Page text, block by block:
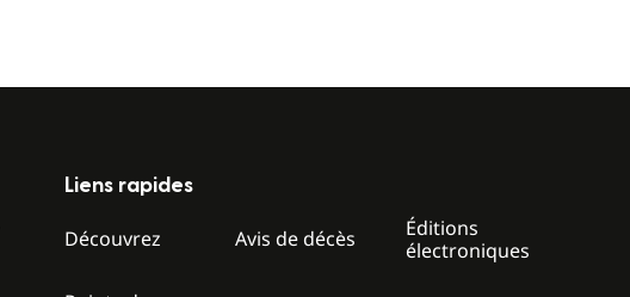
Liens rapides
Découvrez Avis de décès
Éditions
électroniques